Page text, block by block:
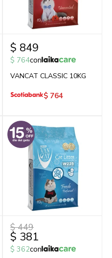
$ 849
$ 764con
VANCAT CLASSIC 10KG
$ 764
$ 381
$ 449
$ 362con